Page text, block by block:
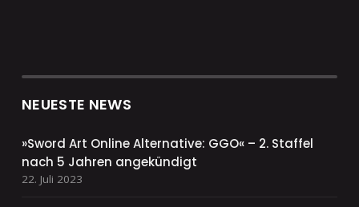
NEUESTE NEWS
»Sword Art Online Alternative: GGO« – 2. Staffel
nach 5 Jahren angekündigt
22. Juli 2023